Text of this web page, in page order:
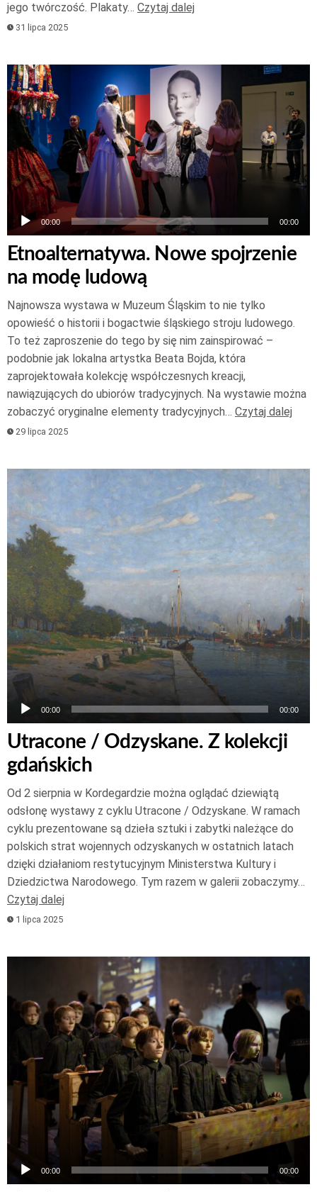
jego twórczość. Plakaty… Czytaj dalej
31 lipca 2025
Odtwarzacz
plików
dźwiękowych
00:00 00:00
Etnoalternatywa. Nowe spojrzenie
na modę ludową
Najnowsza wystawa w Muzeum Śląskim to nie tylko
opowieść o historii i bogactwie śląskiego stroju ludowego.
To też zaproszenie do tego by się nim zainspirować –
podobnie jak lokalna artystka Beata Bojda, która
zaprojektowała kolekcję współczesnych kreacji,
nawiązujących do ubiorów tradycyjnych. Na wystawie można
zobaczyć oryginalne elementy tradycyjnych… Czytaj dalej
29 lipca 2025
Odtwarzacz
plików
dźwiękowych
00:00 00:00
Utracone / Odzyskane. Z kolekcji
gdańskich
Od 2 sierpnia w Kordegardzie można oglądać dziewiątą
odsłonę wystawy z cyklu Utracone / Odzyskane. W ramach
cyklu prezentowane są dzieła sztuki i zabytki należące do
polskich strat wojennych odzyskanych w ostatnich latach
dzięki działaniom restytucyjnym Ministerstwa Kultury i
Dziedzictwa Narodowego. Tym razem w galerii zobaczymy…
Czytaj dalej
1 lipca 2025
dźwiękowych
00:00 00:00